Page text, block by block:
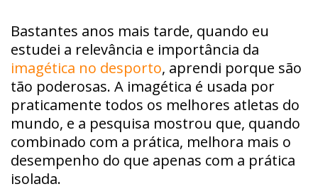
Bastantes anos mais tarde, quando eu
estudei a relevância e importância da
imagética no desporto, aprendi porque são
tão poderosas. A imagética é usada por
praticamente todos os melhores atletas do
mundo, e a pesquisa mostrou que, quando
combinado com a prática, melhora mais o
desempenho do que apenas com a prática
isolada.